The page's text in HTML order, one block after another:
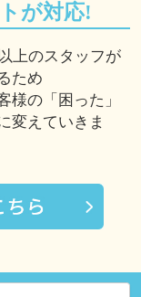
が対応!
上のスタッフが
ため
様の「困った」
変えていきま